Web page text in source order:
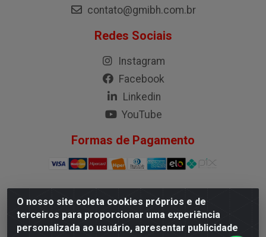
O nosso site coleta cookies próprios e de
terceiros para proporcionar uma experiência
personalizada ao usuário, apresentar publicidade
contato@gmibh.com.br
Redes Sociais
Instagram
Facebook
Linkedin
YouTube
Formas de Pagamento
G.M.I. Distribuidora LTDA - Rua Conselheiro Pena, 50 -
Santa Branca, Belo Horizonte/MG - CEP 31.710-150 -
CNPJ 04.098.359/0001-02